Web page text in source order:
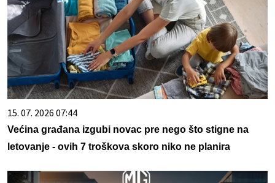
15. 07. 2026 07:44
Većina građana izgubi novac pre nego što stigne na
letovanje - ovih 7 troškova skoro niko ne planira